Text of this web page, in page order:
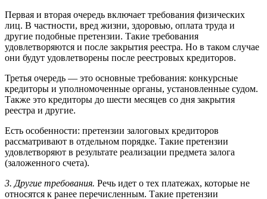
Первая и вторая очередь включает требования физических
лиц. В частности, вред жизни, здоровью, оплата труда и
другие подобные претензии. Такие требования
удовлетворяются и после закрытия реестра. Но в таком случае
они будут удовлетворены после реестровых кредиторов.
Третья очередь — это основные требования: конкурсные
кредиторы и уполномоченные органы, установленные судом.
Также это кредиторы до шести месяцев со дня закрытия
реестра и другие.
Есть особенности: претензии залоговых кредиторов
рассматривают в отдельном порядке. Такие претензии
удовлетворяют в результате реализации предмета залога
(заложенного счета).
3. Другие требования. Речь идет о тех платежах, которые не
относятся к ранее перечисленным. Такие претензии